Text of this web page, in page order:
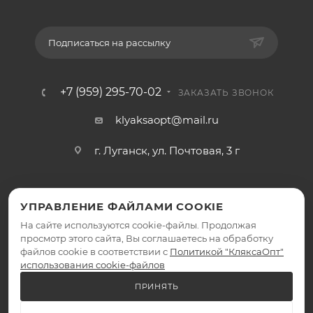
Подписаться на рассылку
+7 (959) 295-70-02 ЗАКАЗАТЬ ЗВОНОК
klyaksaopt@mail.ru
г. Луганск, ул. Почтовая, 3 г
2026 © КляксаОпт - интернет-магазин
УПРАВЛЕНИЕ ФАЙЛАМИ COOKIE
На сайте используются cookie-файлы. Продолжая
просмотр этого сайта, Вы соглашаетесь на обработку
файлов cookie в соответствии с Политикой "КляксаОпт"
использования cookie-файлов
ПРИНЯТЬ